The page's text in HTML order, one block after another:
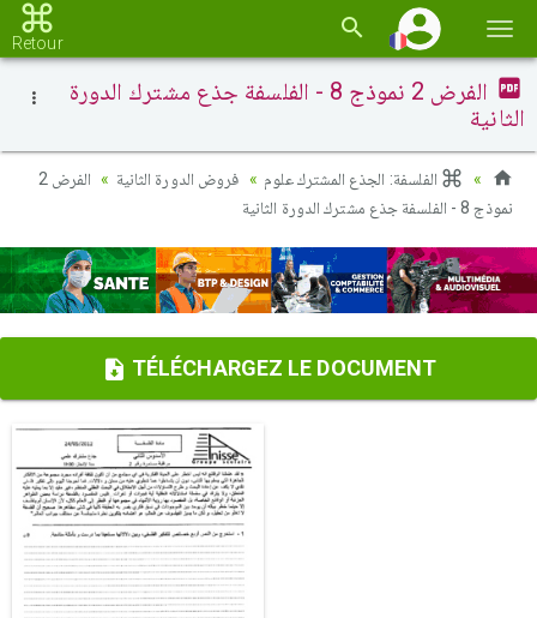
la
Retour
الفرض 2 نموذج 8 - الفلسفة جذع مشترك الدورة
الثانية
الفلسفة: الجذع المشترك علوم فروض الدورة الثانية
الفرض 2
نموذج 8 - الفلسفة جذع مشترك الدورة الثانية
TÉLÉCHARGEZ LE DOCUMENT